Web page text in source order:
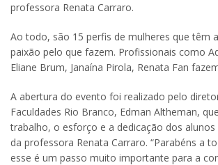
professora Renata Carraro.
Ao todo, são 15 perfis de mulheres que têm
paixão pelo que fazem. Profissionais como
Eliane Brum, Janaína Pirola, Renata Fan
A abertura do evento foi realizado pelo
Faculdades Rio Branco, Edman Altheman,
trabalho, o esforço e a dedicação dos alunos
da professora Renata Carraro. “Parabéns a
esse é um passo muito importante para a